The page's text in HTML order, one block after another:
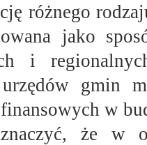
różnego
jako
i
gmin
w
że w